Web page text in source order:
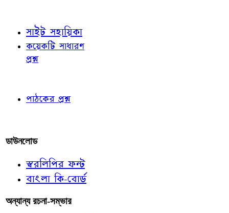
সাইট সহায়িকা
কয়েকটি সাধারণ
প্রশ্ন
পাঠকের প্রশ্ন
ডাউনলোড
স্বরলিপির ফন্ট
বাংলা কি-বোর্ড
অন্যান্য রচনা-সম্ভার